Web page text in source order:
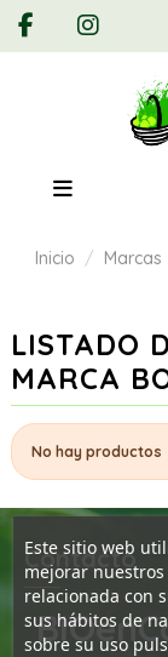
Inicio Marcas
LISTADO
MARCA
No hay productos
Contacto
Este sitio web
mejorar
relacionada con
sus hábitos de
sobre su uso